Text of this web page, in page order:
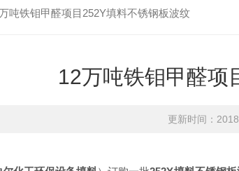
吨铁钼甲醛项目252Y填料不锈钢板波纹
12万吨铁钼甲醛项
更新时间：